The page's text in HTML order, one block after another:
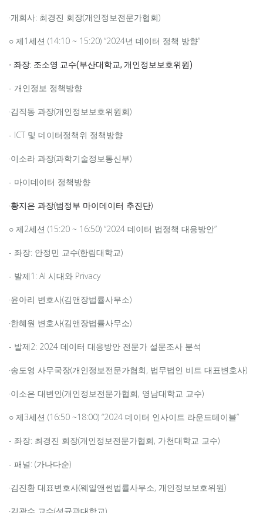
·개회사: 최경진 회장(개인정보전문가협회)
○ 제1세션 (14:10 ~ 15:20) “2024년 데이터 정책 방향”
- 좌장: 조소영 교수(부산대학교, 개인정보보호위원)
- 개인정보 정책방향
·김직동 과장(개인정보보호위원회)
- ICT 및 데이터정책위 정책방향
·이소라 과장(과학기술정보통신부)
- 마이데이터 정책방향
·황지은 과장(범정부 마이데이터 추진단)
○ 제2세션 (15:20 ~ 16:50) “2024 데이터 법정책 대응방안”
- 좌장: 안정민 교수(한림대학교)
- 발제1: AI 시대와 Privacy
·윤아리 변호사(김앤장법률사무소)
·한혜원 변호사(김앤장법률사무소)
- 발제2: 2024 데이터 대응방안 전문가 설문조사 분석
·송도영 사무국장(개인정보전문가협회, 법무법인 비트 대표변호사)
·이소은 대변인(개인정보전문가협회, 영남대학교 교수)
○ 제3세션 (16:50 ~18:00) “2024 데이터 인사이트 라운드테이블”
- 좌장: 최경진 회장(개인정보전문가협회, 가천대학교 교수)
- 패널: (가나다순)
·김진환 대표변호사(웨일앤썬법률사무소, 개인정보보호위원)